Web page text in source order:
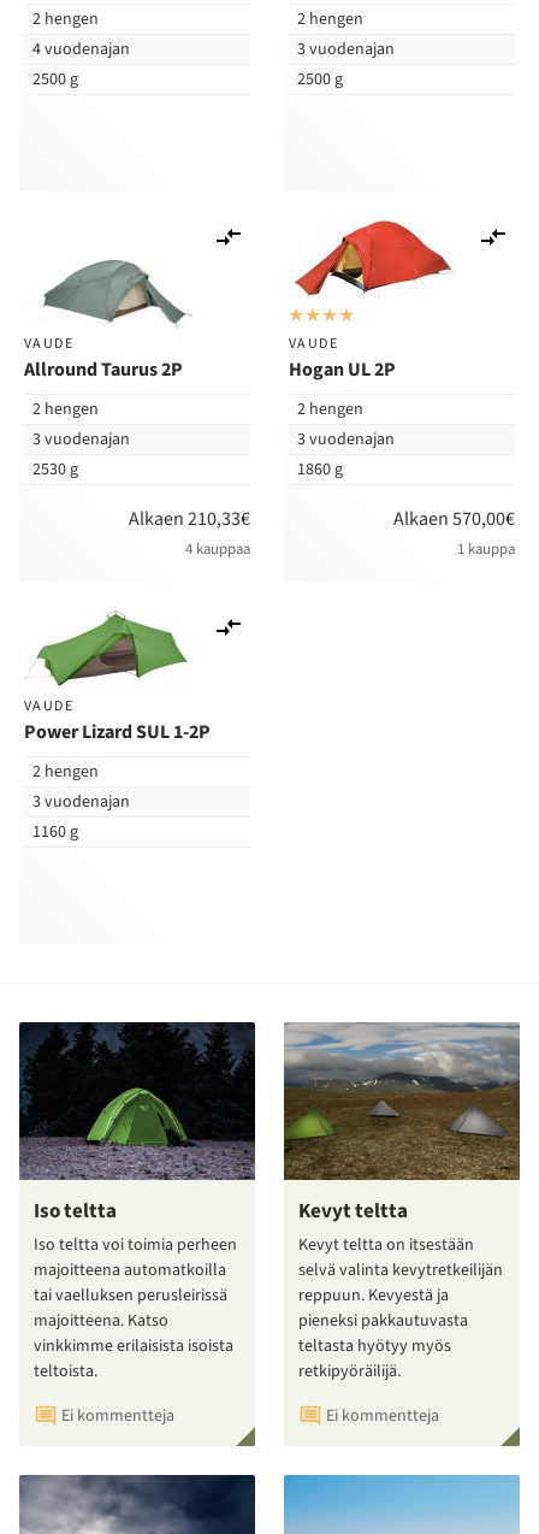
2 hengen
4 vuodenajan
2500 g
2 hengen
3 vuodenajan
2500 g
VAUDE
Allround Taurus 2P
2 hengen
3 vuodenajan
2530 g
Alkaen 210,33€
4 kauppaa
vertailuun
VAUDE
Hogan UL 2P
2 hengen
3 vuodenajan
1860 g
Alkaen 570,00€
1 kauppa
VAUDE
Power Lizard SUL 1-2P
2 hengen
3 vuodenajan
1160 g
Iso teltta
Iso teltta voi toimia perheen
majoitteena automatkoilla
tai vaelluksen perusleirissä
majoitteena. Katso
vinkkimme erilaisista isoista
teltoista.
Ei kommentteja
Kevyt teltta
Kevyt teltta on itsestään
selvä valinta kevytretkeilijän
reppuun. Kevyestä ja
pieneksi pakkautuvasta
teltasta hyötyy myös
retkipyöräilijä.
Ei kommentteja